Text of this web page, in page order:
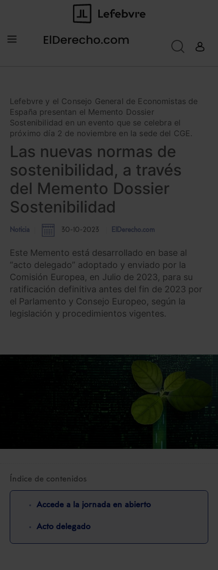
Lefebvre y el Consejo General de Economistas de
España presentan el Memento Dossier
Sostenibilidad en un evento que se celebra el
próximo día 2 de noviembre en la sede del CGE.
Las nuevas normas de
sostenibilidad, a través
del Memento Dossier
Sostenibilidad
Noticia 30-10-2023 ElDerecho.com
Este Memento está desarrollado en base al
“acto delegado” adoptado y enviado por la
Comisión Europea, en Julio de 2023, para su
ratificación definitiva antes del fin de 2023 por
el Parlamento y Consejo Europeo, según la
legislación y procedimientos vigentes.
Índice de contenidos
Accede a la jornada en abierto
Acto delegado